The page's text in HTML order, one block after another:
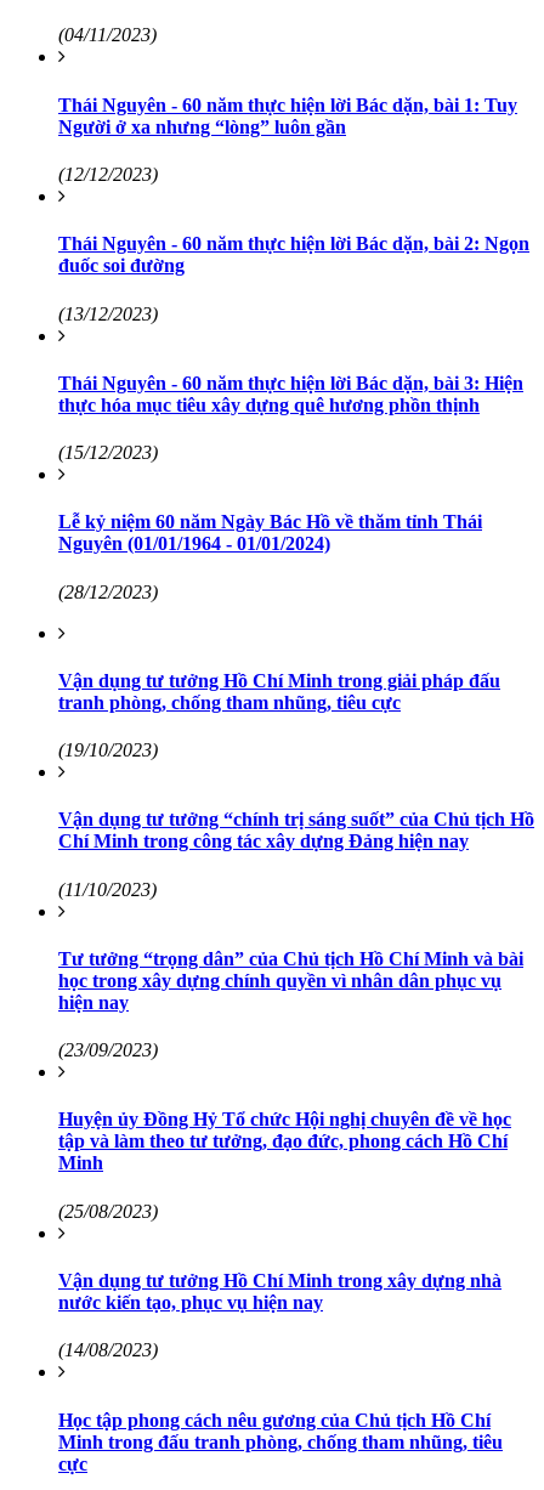
(04/11/2023)
Thái Nguyên - 60 năm thực hiện lời Bác dặn, bài 1: Tuy
Người ở xa nhưng “lòng” luôn gần
(12/12/2023)
Thái Nguyên - 60 năm thực hiện lời Bác dặn, bài 2: Ngọn
đuốc soi đường
(13/12/2023)
Thái Nguyên - 60 năm thực hiện lời Bác dặn, bài 3: Hiện
thực hóa mục tiêu xây dựng quê hương phồn thịnh
(15/12/2023)
Lễ kỷ niệm 60 năm Ngày Bác Hồ về thăm tỉnh Thái
Nguyên (01/01/1964 - 01/01/2024)
(28/12/2023)
Vận dụng tư tưởng Hồ Chí Minh trong giải pháp đấu
tranh phòng, chống tham nhũng, tiêu cực
(19/10/2023)
Vận dụng tư tưởng “chính trị sáng suốt” của Chủ tịch Hồ
Chí Minh trong công tác xây dựng Đảng hiện nay
(11/10/2023)
Tư tưởng “trọng dân” của Chủ tịch Hồ Chí Minh và bài
học trong xây dựng chính quyền vì nhân dân phục vụ
hiện nay
(23/09/2023)
Huyện ủy Đồng Hỷ Tổ chức Hội nghị chuyên đề về học
tập và làm theo tư tưởng, đạo đức, phong cách Hồ Chí
Minh
(25/08/2023)
Vận dụng tư tưởng Hồ Chí Minh trong xây dựng nhà
nước kiến tạo, phục vụ hiện nay
(14/08/2023)
Học tập phong cách nêu gương của Chủ tịch Hồ Chí
Minh trong đấu tranh phòng, chống tham nhũng, tiêu
cực